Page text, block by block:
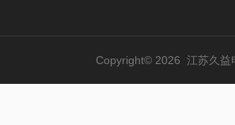
Copyright© 2026 江苏久